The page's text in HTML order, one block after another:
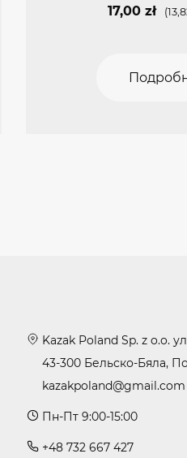
17,00zł (
Kazak Poland Sp. z o.o.
43-300 Бельско-Бяла,
kazakpoland@gmail.com
Пн-Пт 9:00-15:00
+48 732 667 427